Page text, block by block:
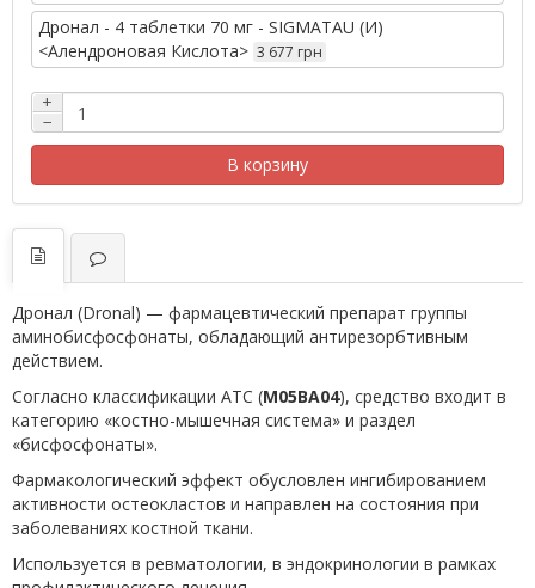
Дронал - 4 таблетки 70 мг - SIGMATAU (И)
<Алендроновая Кислота> 3 677 грн
+
−
В корзину
Дронал (Dronal) — фармацевтический препарат группы
аминобисфосфонаты, обладающий антирезорбтивным
действием.
Согласно классификации ATC (M05BA04), средство входит в
категорию «костно-мышечная система» и раздел
«бисфосфонаты».
Фармакологический эффект обусловлен ингибированием
активности остеокластов и направлен на состояния при
заболеваниях костной ткани.
Используется в ревматологии, в эндокринологии в рамках